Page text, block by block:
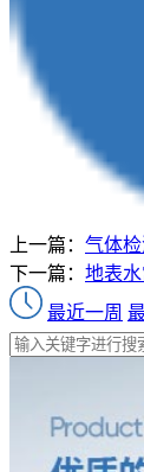
上一篇： 气体
下一篇： 地表
最近一周